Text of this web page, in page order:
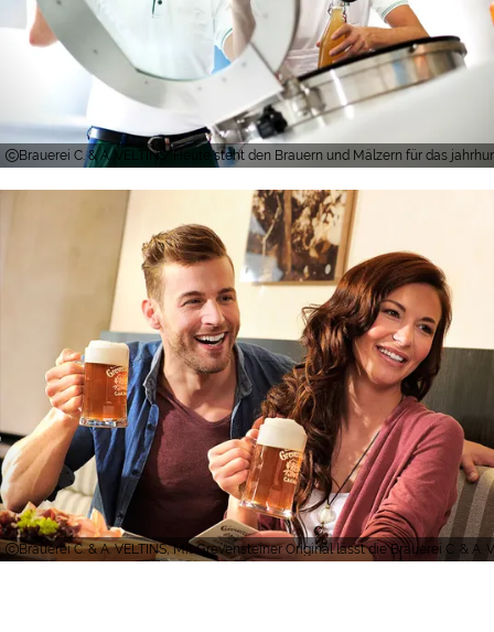
Brauerei C. & A. VELTINS, Heute steht den Brauern und Mälzern für das
Brauerei C. & A. VELTINS, Mit Grevensteiner Original lässt die Brauerei C. &